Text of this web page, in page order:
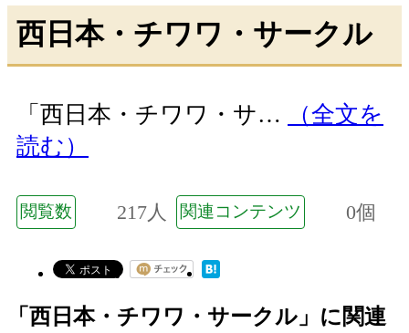
西日本・チワワ・サークル
「西日本・チワワ・サ…
（全文を
読む）
閲覧数 217人 関連コンテンツ 0個
「西日本・チワワ・サークル」に関連